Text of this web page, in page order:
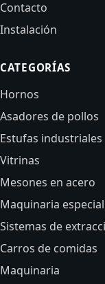
Contacto
Instalación
CATEGORÍAS
Hornos
Asadores de pollos
Estufas industriales
Vitrinas
Mesones en acero
Maquinaria
Sistemas de
Carros de comidas
Maquinaria